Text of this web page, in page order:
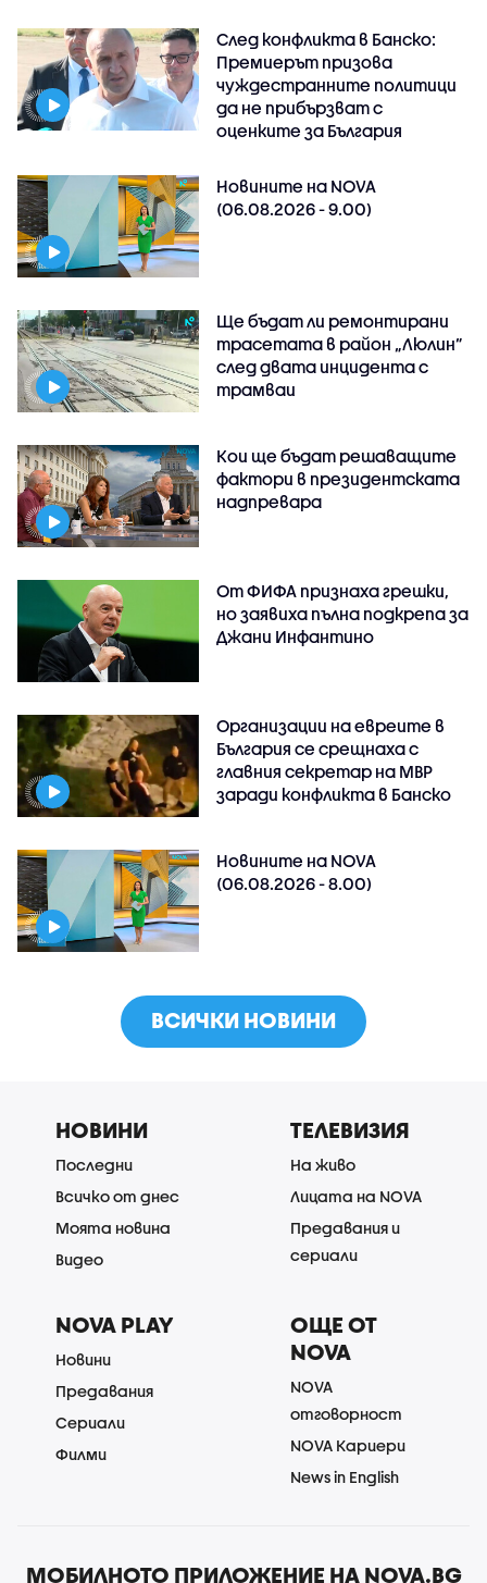
След конфликта в Банско:
Премиерът призова
чуждестранните политици
да не прибързват с
оценките за България
Новините на NOVA
(06.08.2026 - 9.00)
Ще бъдат ли ремонтирани
трасетата в район „Люлин”
след двата инцидента с
трамваи
Кои ще бъдат решаващите
фактори в президентската
надпревара
От ФИФА признаха грешки,
но заявиха пълна подкрепа за
Джани Инфантино
Организации на евреите в
България се срещнаха с
главния секретар на МВР
заради конфликта в Банско
Новините на NOVA
(06.08.2026 - 8.00)
ВСИЧКИ НОВИНИ
НОВИНИ
Последни
Всичко от днес
Моята новина
Видео
ТЕЛЕВИЗИЯ
На живо
Лицата на NOVA
Предавания и
сериали
NOVA PLAY
Новини
Предавания
Сериали
Филми
ОЩЕ ОТ
NOVA
NOVA
отговорност
NOVA Кариери
News in English
МОБИЛНОТО ПРИЛОЖЕНИЕ НА NOVA.BG